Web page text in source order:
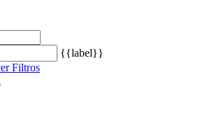
{{label}}
Filtros